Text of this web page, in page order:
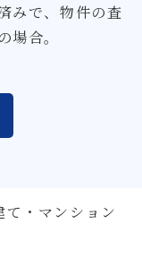
みで、物件の査
場合。
・マンション